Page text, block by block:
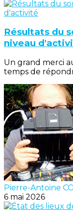
Résultats du
niveau
Un grand merci
temps de
Pierre-Antoine
6 mai 2026